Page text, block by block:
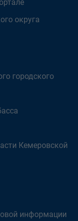
округа
городского
Кемеровской
информации